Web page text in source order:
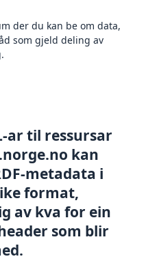
der du kan be om data,
som gjeld deling av
ar til ressursar
kan
metadata i
format,
av kva for ein
som blir